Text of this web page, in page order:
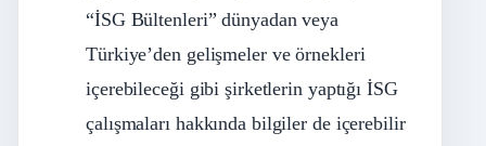
“İSG Bültenleri” dünyadan veya
Türkiye’den gelişmeler ve örnekleri
içerebileceği gibi şirketlerin yaptığı İSG
çalışmaları hakkında bilgiler de içerebilir